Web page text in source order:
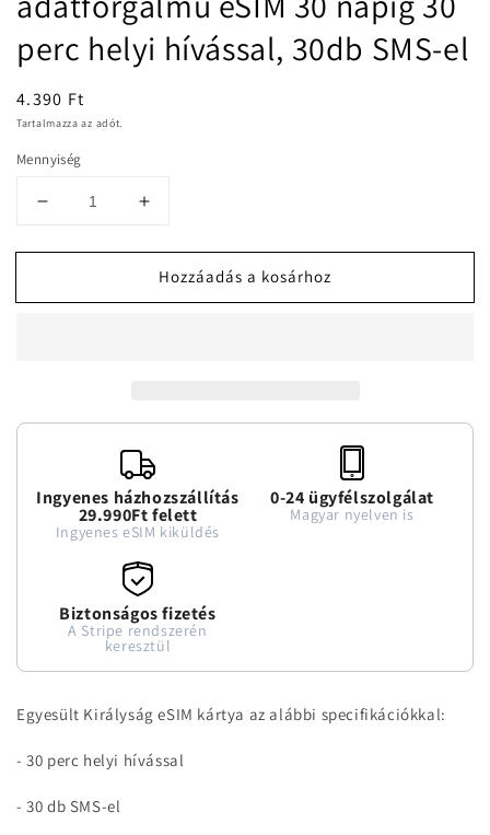
perc helyi hívással, 30db SMS-el
Normál
ár
4.390 Ft
Tartalmazza az adót.
Mennyiség
Egyesült
3GB
eSIM
helyi
el
mennyiségének
Egyesült
3GB
adatforgalmú
eSIM
helyi
30db
SMS-
el
mennyiségének
Hozzáadás a kosárhoz
Ingyenes házhozszállítás
29.990Ft felett
Ingyenes eSIM kiküldés
0-24 ügyfélszolgálat
Magyar nyelven is
Biztonságos fizetés
A Stripe rendszerén
keresztül
Egyesült Királyság eSIM kártya az alábbi specifikációkkal:
- 30 perc helyi hívással
- 30 db SMS-el